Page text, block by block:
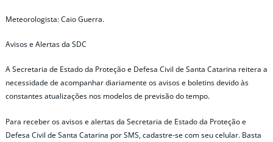
Meteorologista: Caio Guerra.
Avisos e Alertas da SDC
A Secretaria de Estado da Proteção e Defesa Civil de Santa Catarina reitera a
necessidade de acompanhar diariamente os avisos e boletins devido às
constantes atualizações nos modelos de previsão do tempo.
Para receber os avisos e alertas da Secretaria de Estado da Proteção e
Defesa Civil de Santa Catarina por SMS, cadastre-se com seu celular. Basta